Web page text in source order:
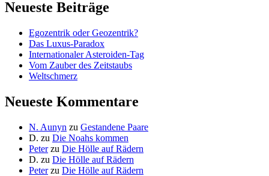
Neueste Beiträge
Egozentrik oder Geozentrik?
Das Luxus-Paradox
Internationaler Asteroiden-Tag
Vom Zauber des Zeitstaubs
Weltschmerz
Neueste Kommentare
N. Aunyn zu Gestandene Paare
D. zu Die Noahs kommen
Peterzu Die Hölle auf Rädern
D. zu Die Hölle auf Rädern
Peterzu Die Hölle auf Rädern